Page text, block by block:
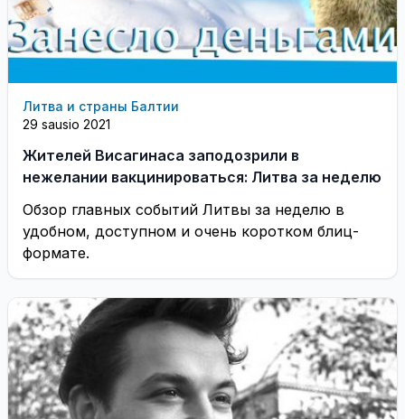
Литва и страны Балтии
29 sausio 2021
Жителей Висагинаса заподозрили в
нежелании вакцинироваться: Литва за неделю
Обзор главных событий Литвы за неделю в
удобном, доступном и очень коротком блиц-
формате.